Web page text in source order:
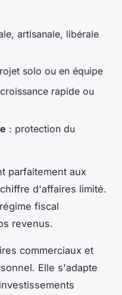
artisanale, libérale
solo ou en équipe
rapide ou
: protection du
parfaitement aux
d'affaires limité.
fiscal
revenus.
commerciaux et
Elle s'adapte